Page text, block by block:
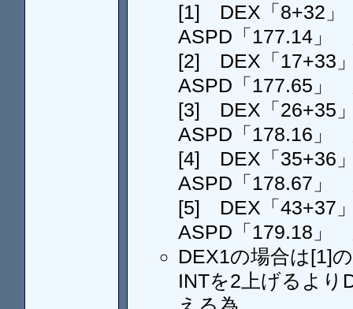
[1] DEX「8+32
ASPD「177.14」
[2] DEX「17+33
ASPD「177.65」
[3] DEX「26+35
ASPD「178.16」
[4] DEX「35+36
ASPD「178.67」
[5] DEX「43+37
ASPD「179.18」
DEX1の場合は[1]
INTを2上げるより